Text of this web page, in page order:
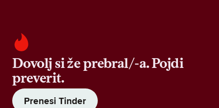
Dovolj si že prebral/-a. Pojdi
preverit.
Prenesi Tinder